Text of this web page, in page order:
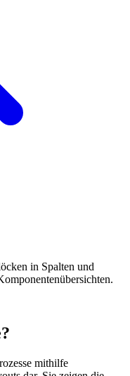
in Spalten und
mithilfe